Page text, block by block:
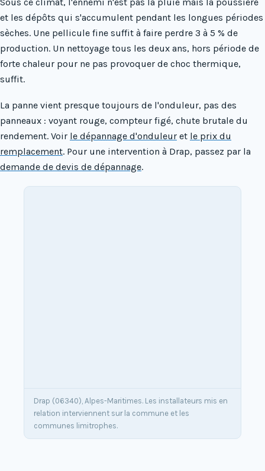
et les dépôts qui s'accumulent pendant les longues périodes
sèches. Une pellicule fine suffit à faire perdre 3 à 5 % de
production. Un nettoyage tous les deux ans, hors période de
forte chaleur pour ne pas provoquer de choc thermique,
suffit.
La panne vient presque toujours de l'onduleur, pas des
panneaux : voyant rouge, compteur figé, chute brutale du
rendement. Voir le dépannage d'onduleur et le prix du
remplacement. Pour une intervention à Drap, passez par la
demande de devis de dépannage.
Drap (06340), Alpes-Maritimes. Les installateurs mis en
relation interviennent sur la commune et les
communes limitrophes.